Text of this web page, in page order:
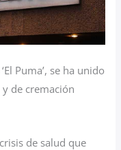
Puma’, se ha unido
de cremación
de salud que